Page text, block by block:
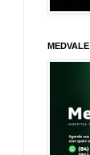
MEDVALE